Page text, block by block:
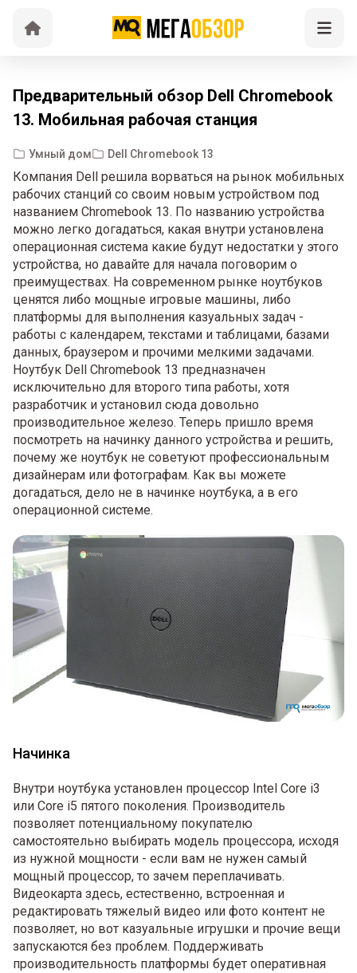
Предварительный обзор Dell Chromebook
13. Мобильная рабочая станция
Умный дом Dell Chromebook 13
Компания Dell решила ворваться на рынок мобильных
рабочих станций со своим новым устройством под
названием Chromebook 13. По названию устройства
можно легко догадаться, какая внутри установлена
операционная система какие будут недостатки у этого
устройства, но давайте для начала поговорим о
преимуществах. На современном рынке ноутбуков
ценятся либо мощные игровые машины, либо
платформы для выполнения казуальных задач -
работы с календарем, текстами и таблицами, базами
данных, браузером и прочими мелкими задачами.
Ноутбук Dell Chromebook 13 предназначен
исключительно для второго типа работы, хотя
разработчик и установил сюда довольно
производительное железо. Теперь пришло время
посмотреть на начинку данного устройства и решить,
почему же ноутбук не советуют профессиональным
дизайнерам или фотографам. Как вы можете
догадаться, дело не в начинке ноутбука, а в его
операционной системе.
Начинка
Внутри ноутбука установлен процессор Intel Core i3
или Core i5 пятого поколения. Производитель
позволяет потенциальному покупателю
самостоятельно выбирать модель процессора, исходя
из нужной мощности - если вам не нужен самый
мощный процессор, то зачем переплачивать.
Видеокарта здесь, естественно, встроенная и
редактировать тяжелый видео или фото контент не
позволяет, но вот казуальные игрушки и прочие вещи
запускаются без проблем. Поддерживать
производительность платформы будет оперативная